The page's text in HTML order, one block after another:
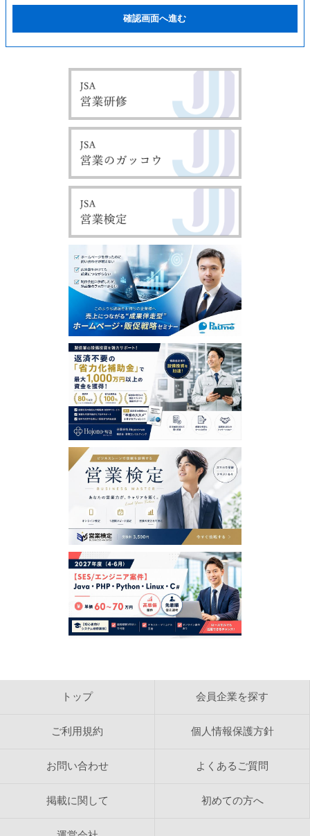
当社は、当サイトの全てまたは一部のサービスをいつで
も、変更または停止することができるものとします。サ
ービス変更・停止の際、当社はできうる限りの方法で、
利用者に対してその旨を事前に告知するものとします。
但し、天災などやむを得ぬ場合は事前に告知することな
く、サービスを変更・停止できるものとします。 サー
ビスの変更または停止に伴い、利用者に不利益や損害が
発生した場合、当社は一切の責任を負わないものとしま
【責任の制約】
いかなる状況においても当社は、第三者を介したものも
含め、本ソフトウェアまたはサービスの利用者による使
用または誤用に対する責任を一切負いません。この責任
の制約は、当社が、そのような損害の可能性について通
告されていた場合であっても、それが保証、契約、故意
または無意識による不法行為、その他に基づいているか
どうかによらず、直接、間接、付随、結果的、特殊、懲
戒的および懲罰的損害賠償を回避するために適用されま
す。この責任の制約は、損害が、第三者を介したものも
含め、本ソフトウェアまたはサービスの使用または誤用
および依存の結果であるか、本ソフトウェアまたはサー
ビスを使用できないためか、本ソフトウェアまたはサー
ビスの中断、一時停止、終了のいずれかの結果かにかか
わらず、適用されます。この責任の制約は、権利侵害の
防止方法による本質的目的の不履行にかかわらず法律で
許容された最大の範囲で適用されます。
【禁止事項】
利用者は、日本営業協会において以下の行為をすること
はできません。
虚偽の情報を登録し、提供する行為
第三者の著作権、商標権、プライバシー権、肖像権等す
べての法的権利を侵害する行為
犯罪的行為に結びつく行為
公序良俗に反する行為
反社会的活動に関する行為
法令、公序良俗に反する行為、またはそのおそれのある
日本営業協会で得た情報を利用しての営利を目的とした
情報提供等の行為
日本営業協会の運営の妨げとなる一切の行為
を自動的に検索し、結果を作成しております。 日本営
業協会は、検索結果として表示される内容に関して、カ
ん。 検索結果として表示される情報の正確さ、信頼
【著作権】
る著作権は株式会社ビジネスコネクションに帰属しま
WEBサイトで反映し、検索結果をリフォーマットして
トップ 会員企業を探す
ご利用規約 個人情報保護方針
お問い合わせ よくあるご質問
掲載に関して 初めての方へ